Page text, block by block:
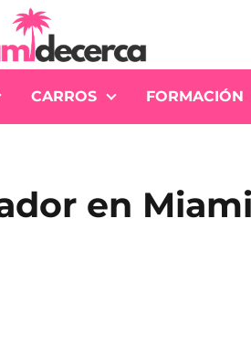
CARROS FORMACIÓN
en